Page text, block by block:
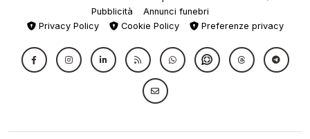
Pubblicità
Annunci funebri
Privacy Policy
Cookie Policy Preferenze privacy